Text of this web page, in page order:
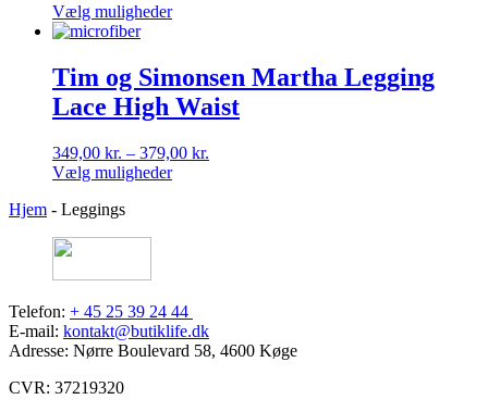
på
varesiden
Vælg mulighederDette
varianter.
Mulighederne
vælges
på
varesiden
Tim og Simonsen Martha Legging
Lace High Waist
349,00 kr. – 379,00 kr.
Vælg mulighederDette
vælges
på
varesiden
Hjem - Leggings
Telefon: + 45 25 39 24 44
E-mail: kontakt@butiklife.dk
Adresse: Nørre Boulevard 58, 4600 Køge
CVR: 37219320